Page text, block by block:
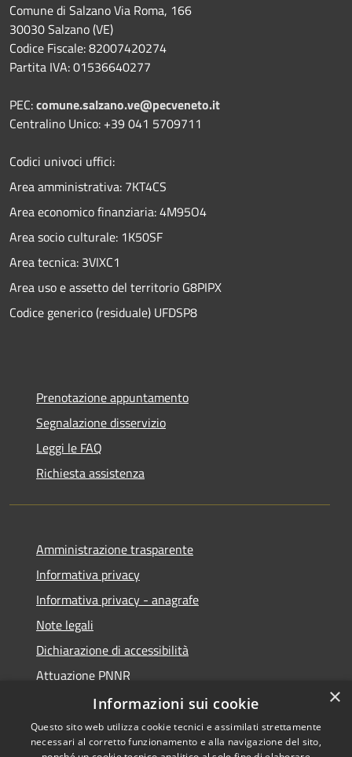
Comune di Salzano Via Roma, 166
30030 Salzano (VE)
Codice Fiscale: 82007420274
Partita IVA: 01536640277
PEC:comune.salzano.ve@pecveneto.it
Centralino Unico: +39 041 5709711
Codici univoci uffici:
Area amministrativa: 7KT4CS
Area economico finanziaria: 4M95O4
Area socio culturale: 1K50SF
Area tecnica: 3VIXC1
Area uso e assetto del territorio G8PIPX
Codice generico (residuale) UFDSP8
Prenotazione appuntamento
Segnalazione disservizio
Leggi le FAQ
Richiesta assistenza
Amministrazione trasparente
Informativa privacy
Informativa privacy - anagrafe
Note legali
Dichiarazione di accessibilità
Attuazione PNNR
Whistleblowing
×
Informazioni sui cookie
Questo sito web utilizza cookie tecnici e assimilati strettamente
necessari al corretto funzionamento e alla navigazione del sito,